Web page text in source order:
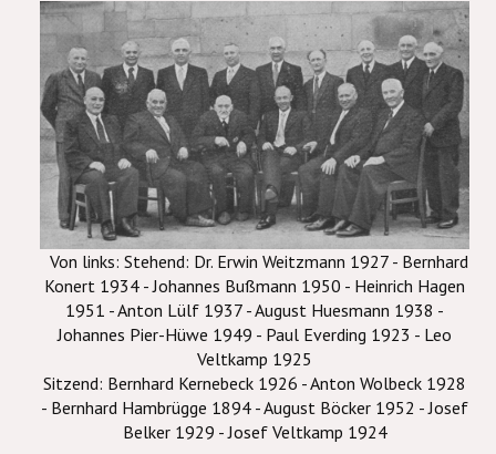
Von links: Stehend: Dr. Erwin Weitzmann 1927 - Bernhard
Konert 1934 - Johannes Bußmann 1950 - Heinrich Hagen
1951 - Anton Lülf 1937 - August Huesmann 1938 -
Johannes Pier-Hüwe 1949 - Paul Everding 1923 - Leo
Veltkamp 1925
Sitzend: Bernhard Kernebeck 1926 - Anton Wolbeck 1928
- Bernhard Hambrügge 1894 - August Böcker 1952 - Josef
Belker 1929 - Josef Veltkamp 1924